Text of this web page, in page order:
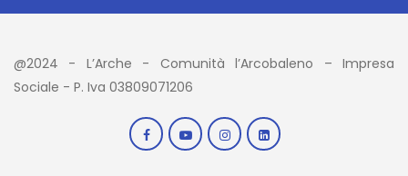
@2024 - L’Arche - Comunità l’Arcobaleno – Impresa
Sociale - P. Iva 03809071206